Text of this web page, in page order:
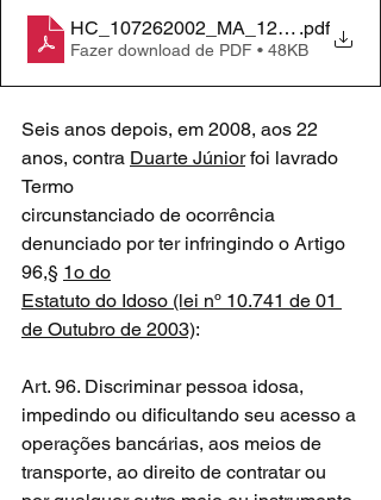
.pdf
Fazer download de PDF • 48KB
Seis anos depois, em 2008, aos 22
anos, contra Duarte Júnior foi lavrado
Termo
circunstanciado de ocorrência
denunciado por ter infringindo o Artigo
96,§ 1o do
Estatuto do Idoso (lei nº 10.741 de 01
de Outubro de 2003):
Art. 96. Discriminar pessoa idosa,
impedindo ou dificultando seu acesso a
operações bancárias, aos meios de
transporte, ao direito de contratar ou